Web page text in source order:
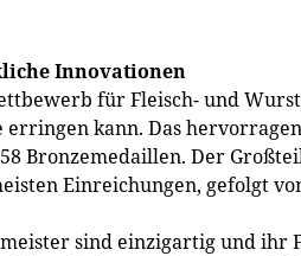
Innovationen
für Fleisch- und
kann. Das
Bronzemedaillen. Der
Einreichungen, gefolgt
sind einzigartig und